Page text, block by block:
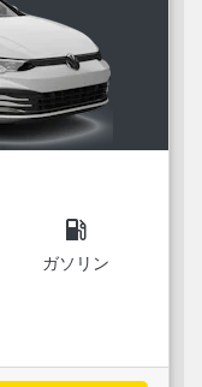
local_gas_station
ガソリン